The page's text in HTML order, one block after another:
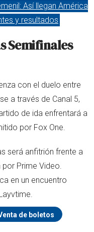
Así llegan América
y resultados
Semifinales
con el duelo entre
a través de Canal 5,
de ida enfrentará a
por Fox One.
será anfitrión frente a
por Prime Video.
en un encuentro
de boletos